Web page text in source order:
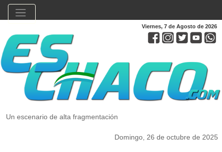
Viernes, 7 de Agosto de 2026
Un escenario de alta fragmentación
Domingo, 26 de octubre de 2025